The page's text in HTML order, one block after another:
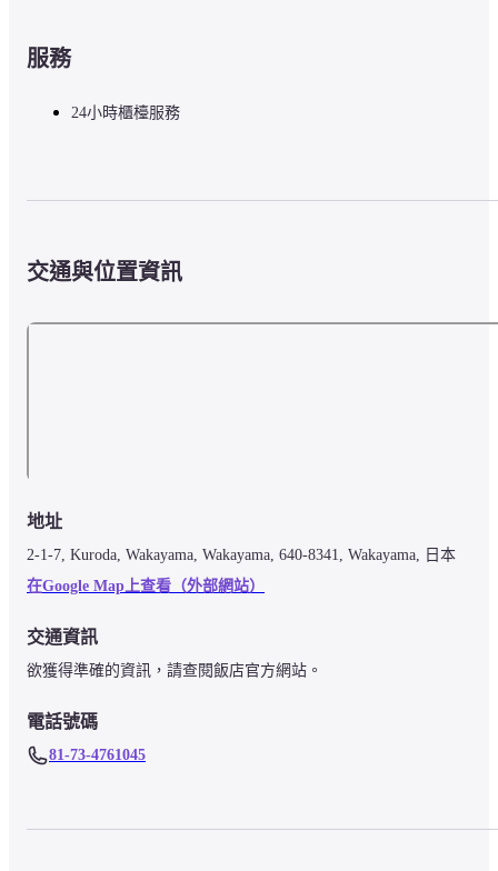
神戶機場 (UKB) - 99.5 公里
服務
24小時櫃檯服務
交通與位置資訊
地址
2-1-7, Kuroda, Wakayama, Wakayama, 640-8341, Wakayama, 日本
在Google Map上查看（外部網站）
交通資訊
欲獲得準確的資訊，請查閱飯店官方網站。
電話號碼
81-73-4761045